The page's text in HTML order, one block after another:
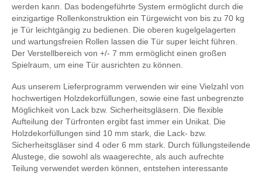
werden kann. Das bodengeführte System ermöglicht durch die
einzigartige Rollenkonstruktion ein Türgewicht von bis zu 70 kg
je Tür leichtgängig zu bedienen. Die oberen kugelgelagerten
und wartungsfreien Rollen lassen die Tür super leicht führen.
Der Verstellbereich von +/- 7 mm ermöglicht einen großen
Spielraum, um eine Tür ausrichten zu können.
Aus unserem Lieferprogramm verwenden wir eine Vielzahl von
hochwertigen Holzdekorfüllungen, sowie eine fast unbegrenzte
Möglichkeit von Lack bzw. Sicherheitsgläsern. Die flexible
Aufteilung der Türfronten ergibt fast immer ein Unikat. Die
Holzdekorfüllungen sind 10 mm stark, die Lack- bzw.
Sicherheitsgläser sind 4 oder 6 mm stark. Durch füllungsteilende
Alustege, die sowohl als waagerechte, als auch aufrechte
Teilung verwendet werden können, entstehen interessante